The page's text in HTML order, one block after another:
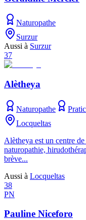
Naturopathe
Surzur
Aussi à Surzur
37
Alètheya
Naturopathe
Locqueltas
Alètheya est un centre
naturopathie,
brève...
Aussi à Locqueltas
38
PN
Pauline Niceforo